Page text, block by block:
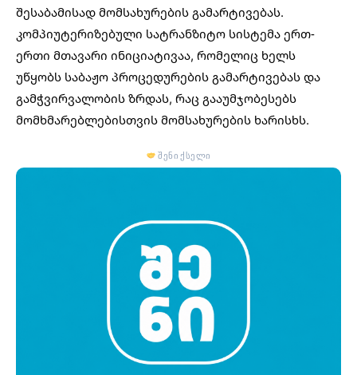
შესაბამისად მომსახურების გამარტივებას.
კომპიუტერიზებული სატრანზიტო სისტემა ერთ-
ერთი მთავარი ინიციატივაა, რომელიც ხელს
უწყობს საბაჟო პროცედურების გამარტივებას და
გამჭვირვალობის ზრდას, რაც გააუმჯობესებს
მომხმარებლებისთვის მომსახურების ხარისხს.
შენი ქსელი